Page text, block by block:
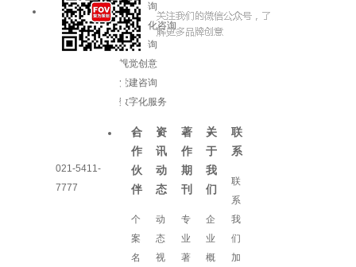
021-5411-
7777
品牌咨询
企业文化咨询
增长咨询
视觉创意
党建咨询
数字化服务
合
作
伙
伴
个
案
名
资
讯
动
态
动
态
视
著
作
期
刊
专
业
著
关
于
我
们
企
业
概
联
系
联
系
我
们
加